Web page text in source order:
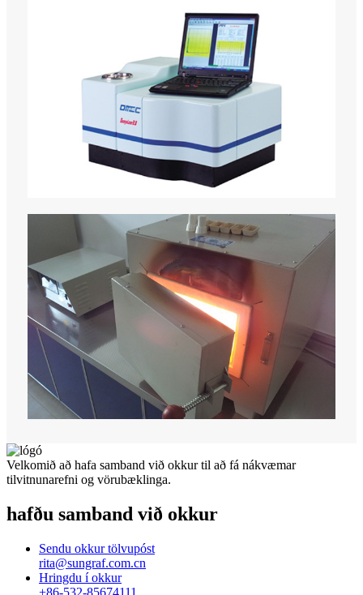
Velkomið að hafa samband við okkur til að fá nákvæmar
tilvitnunarefni og vörubæklinga.
hafðu samband við okkur
Sendu okkur tölvupóst
rita@sungraf.com.cn
Hringdu í okkur
+86-532-85674111